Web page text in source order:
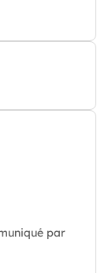
par